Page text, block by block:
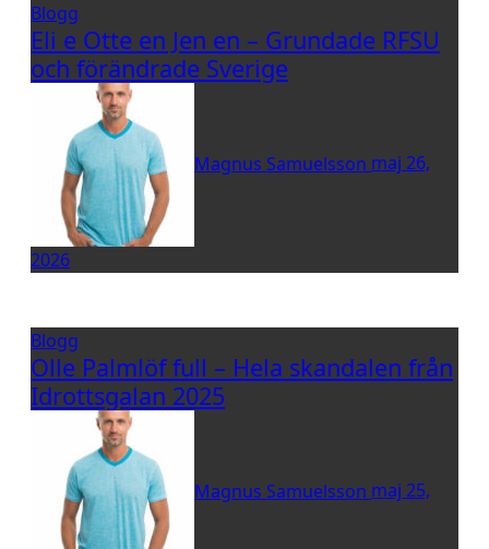
Blogg
Eli e Otte en Jen en – Grundade RFSU
och förändrade Sverige
Magnus Samuelsson maj 26,
2026
Blogg
Olle Palmlöf full – Hela skandalen från
Idrottsgalan 2025
Magnus Samuelsson maj 25,